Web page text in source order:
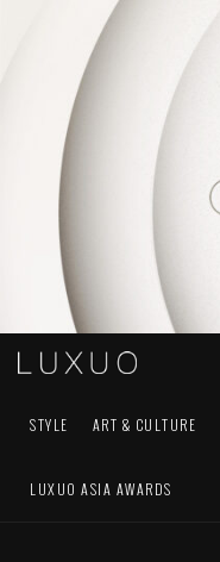
STYLE ART & CULTURE
LUXUO ASIA AWARDS